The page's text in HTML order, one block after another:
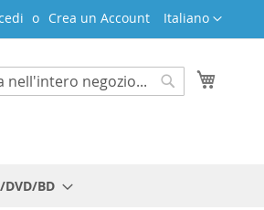
Lingua
Italiano
Crea un Account
BD